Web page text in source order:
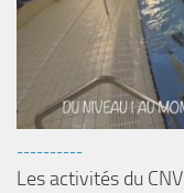
Sorties 2020
Sorties 2019
Sorties 2018
sorties 2017
Sorties 2016
----------
Les activités du CNV